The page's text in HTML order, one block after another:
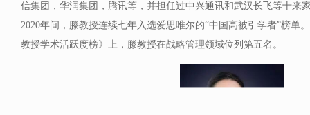
信集团，华润集团，腾讯等，并担任过中兴通讯和武汉长飞等十来
2020年间，滕教授连续七年入选爱思唯尔的“中国高被引学者”榜单
教授学术活跃度榜》上，滕教授在战略管理领域位列第五名。